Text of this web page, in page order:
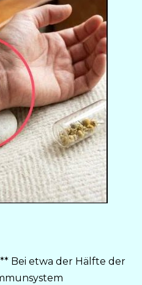
Bei etwa der Hälfte der